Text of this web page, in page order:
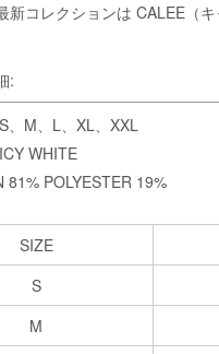
新コレクションは CALEE（
:
、M、L、XL、XXL
WHITE
81% POLYESTER 19%
SIZE
S
M